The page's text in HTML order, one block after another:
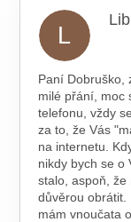
L
Paní Dobruško,
milé přání, moc
telefonu, vždy
za to, že Vás
na internetu.
nikdy bych se o
stalo, aspoň,
důvěrou obrátit.
mám vnoučata